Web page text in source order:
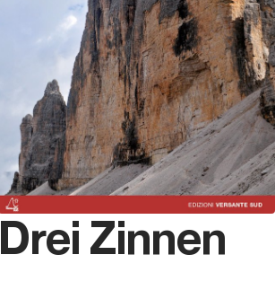
Drei Zinnen